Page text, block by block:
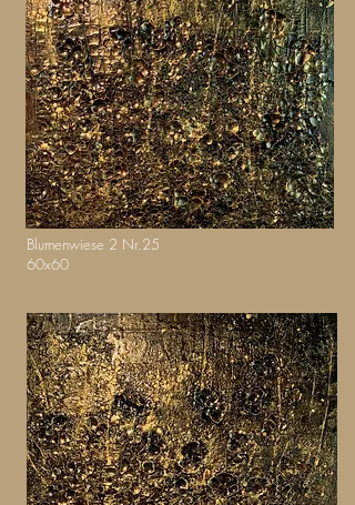
Blumenwiese 2 Nr.25
60x60